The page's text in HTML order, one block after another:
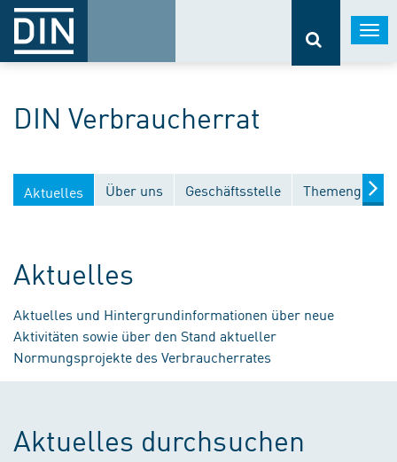
DIN Verbraucherrat
Aktuelles Über uns Geschäftsstelle
Aktuelles
Aktuelles und Hintergrundinformationen über neue
Aktivitäten sowie über den Stand aktueller
Normungsprojekte des Verbraucherrates
Aktuelles durchsuchen